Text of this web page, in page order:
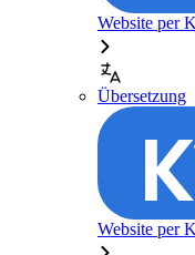
Website per
Übersetzung
Website per